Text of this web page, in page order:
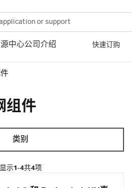
中心公司介绍 快速订购
组件
类别
显示1-4共4项